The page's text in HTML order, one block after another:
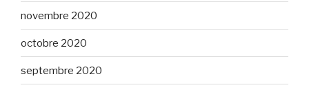
novembre 2020
octobre 2020
septembre 2020